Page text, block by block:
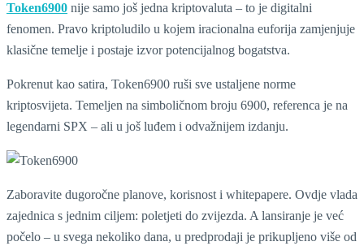
Token6900 nije samo još jedna kriptovaluta – to je digitalni
fenomen. Pravo kriptoludilo u kojem iracionalna euforija zamjenjuje
klasične temelje i postaje izvor potencijalnog bogatstva.
Pokrenut kao satira, Token6900 ruši sve ustaljene norme
kriptosvijeta. Temeljen na simboličnom broju 6900, referenca je na
legendarni SPX – ali u još luđem i odvažnijem izdanju.
Zaboravite dugoročne planove, korisnost i whitepapere. Ovdje vlada
zajednica s jednim ciljem: poletjeti do zvijezda. A lansiranje je već
počelo – u svega nekoliko dana, u predprodaji je prikupljeno više od